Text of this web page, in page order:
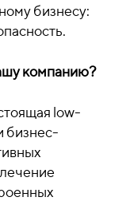
бизнесу:
компанию?
low-
бизнес-